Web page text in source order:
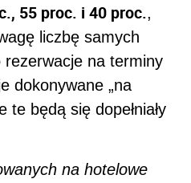
55 proc. i 40 proc.,
liczbę samych
na terminy
dokonywane „na
te będą się dopełniały
na hotelowe